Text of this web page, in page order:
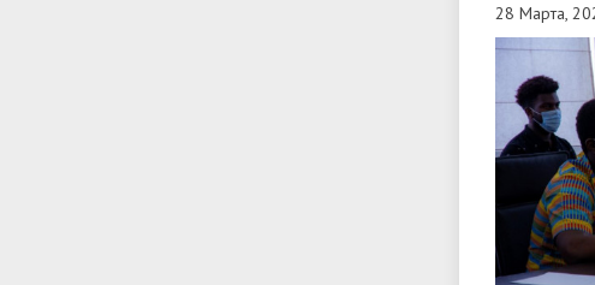
28 Марта,